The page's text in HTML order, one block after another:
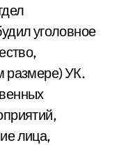
уголовное
размере) УК.
лица,